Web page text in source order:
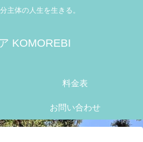
主体の人生を生きる。
KOMOREBI
料金表
お問い合わせ